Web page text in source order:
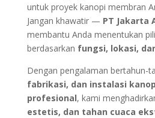
untuk proyek kanopi membran
Jangan khawatir — PT Jakarta
membantu Anda menentukan
berdasarkan fungsi, lokasi,
Dengan pengalaman bertahun-
fabrikasi, dan instalasi
profesional, kami
estetis, dan tahan cuaca